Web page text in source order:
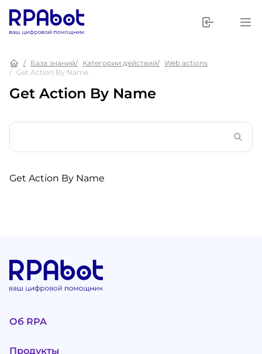
База знаний Категории действий
Web actions
Get Action By Name
Get Action By Name
Get Action By Name
Об RPA
Продукты